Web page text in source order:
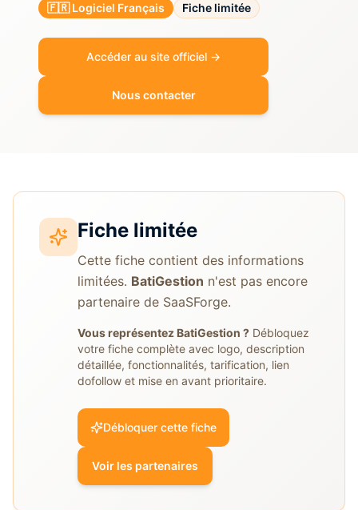
🇫🇷 Logiciel Français Fiche limitée
Accéder au site officiel →
Nous contacter
Fiche limitée
Cette fiche contient des informations
limitées. BatiGestion n'est pas encore
partenaire de SaaSForge.
Vous représentezBatiGestion ? Débloquez
votre fiche complète avec logo, description
détaillée, fonctionnalités, tarification, lien
dofollow et mise en avant prioritaire.
Débloquer cette fiche
Voir les partenaires